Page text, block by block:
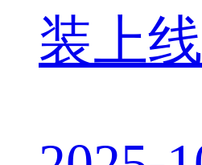
装上线